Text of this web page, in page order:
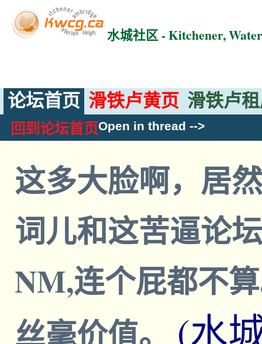
水城社区 - Kitchener,
论坛首页 滑铁卢黄页 滑铁卢
回到论坛首页Open in thread -->
这多大脸啊，居
词儿和这苦逼论
NM,连个屁都不
丝毫价值。 (水